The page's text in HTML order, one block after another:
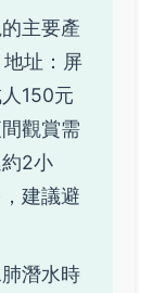
主要產
址：屏
150元
觀賞需
2小
建議避
潛水時